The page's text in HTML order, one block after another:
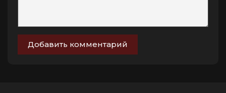
Добавить комментарий